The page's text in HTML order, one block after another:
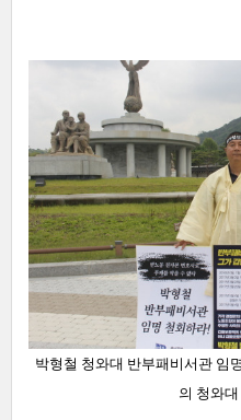
박형철 청와대 반부패비서관 임
의 청와